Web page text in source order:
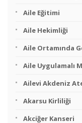
Aile Eğitimi
Aile Hekimliği
Aile Ortamında
Aile Uygulamalı
Ailevi Akdeniz
Akarsu Kirliliği
Akciğer Kanseri